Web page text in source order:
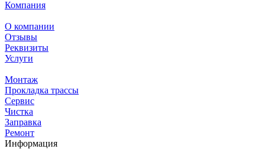
Компания
О компании
Отзывы
Реквизиты
Услуги
Монтаж
Прокладка трассы
Сервис
Чистка
Заправка
Ремонт
Информация